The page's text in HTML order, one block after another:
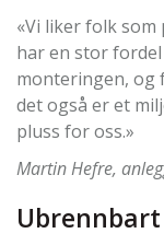
«Vi liker folk
har en stor
monteringen, og
det også er et
pluss for oss.»
Martin Hefre,